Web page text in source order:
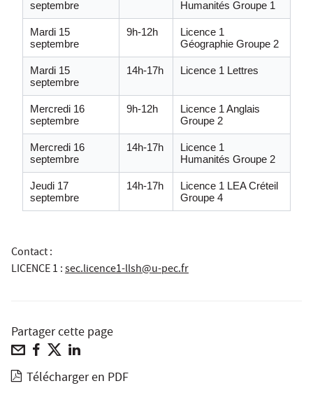
septembre
Humanités Groupe 1
Mardi 15
septembre
9h-12h
Licence 1
Géographie Groupe 2
Mardi 15
septembre
14h-17h Licence 1 Lettres
Mercredi 16
septembre
9h-12h
Licence 1 Anglais
Groupe 2
Mercredi 16
septembre
14h-17h
Licence 1
Humanités Groupe 2
Jeudi 17
septembre
14h-17h
Licence 1 LEA Créteil
Groupe 4
Contact :
LICENCE 1 :sec.licence1-llsh@u-pec.fr
Partager cette page
Télécharger en PDF